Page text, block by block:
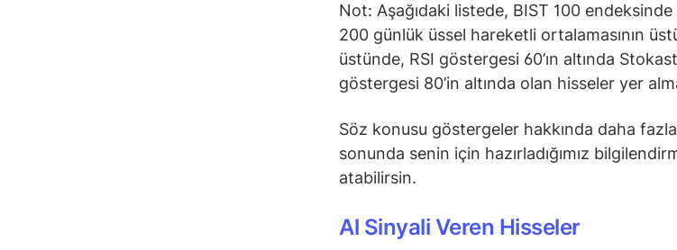
Not: Aşağıdaki listede, BIST 100
200 günlük üssel hareketli ortalamasının
üstünde, RSI göstergesi 60’ın altında
göstergesi 80’in altında olan hisseler yer
Söz konusu göstergeler hakkında daha
sonunda senin için hazırladığımız
atabilirsin.
Al Sinyali Veren Hisseler